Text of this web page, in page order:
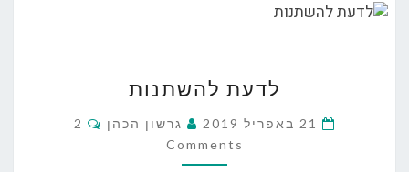
להשתנות
לדעת להשתנות
21 באפריל 2019 גרשון הכהן Comments
2
Comments